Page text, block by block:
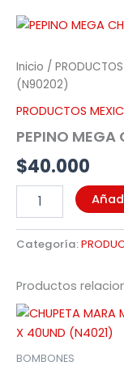
Inicio /
(N90202)
PRODUCTOS
PEPINO
$40.000
PEPINO
CHAMOY
(N90202)
cantidad
Categoría:
Productos
BOMBONES